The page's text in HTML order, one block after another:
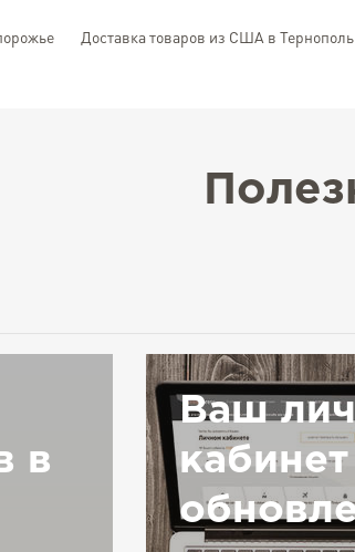
Доставка товаров из США в Тернополь
в
Ваш
кабинет